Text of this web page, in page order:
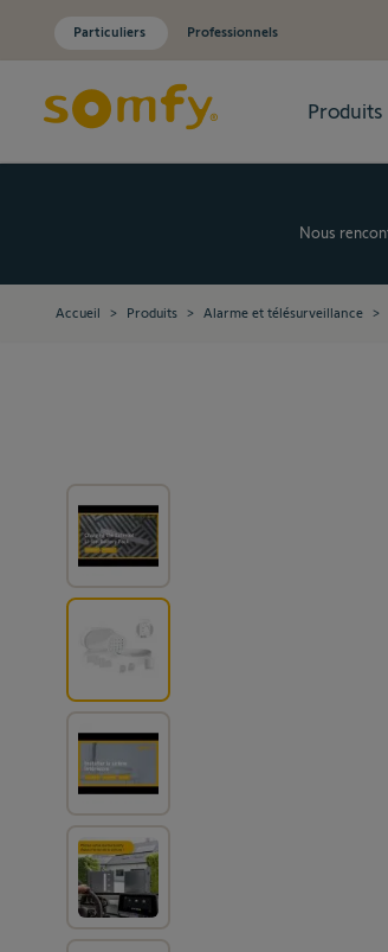
Particuliers Professionnels
Produits
Nous
Accueil > Produits > Alarme et télésurveillance >
View larger image
View larger image
View larger image
View larger image